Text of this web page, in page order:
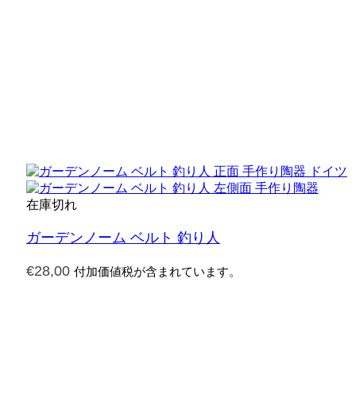
在庫切れ
ガーデンノーム ベルト 釣り人
€28,00 付加価値税が含まれています。